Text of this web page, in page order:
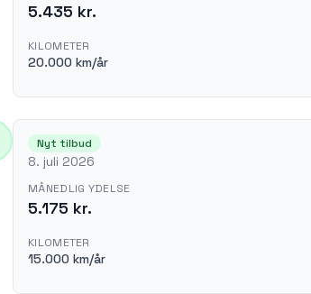
5.435 kr.
KILOMETER
20.000 km/år
Nyt tilbud
8. juli 2026
MÅNEDLIG YDELSE
5.175 kr.
KILOMETER
15.000 km/år